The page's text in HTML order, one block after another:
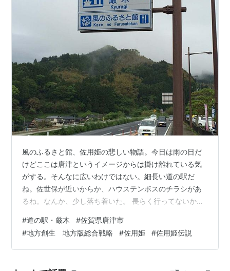
風のふるさと館、佐用姫の悲しい物語。今日は雨の日だ
けどここは唐津というイメージからは掛け離れている気
がする。そんなに広いわけではない。細長い道の駅だ
ね。佐世保が近いからか、ハウステンボスのチラシがあ
るね。なんか、少し落ち着いた。 長らく行ってないから
この存在を教えてもらった。今でも壱岐・印通寺港から
東唐津、そして最初の一晩はここみたい。 ご夫婦で日本
一周を二回されている。直近は唐津市内のミッションが
#道の駅・厳木 #佐賀県唐津市
#地方創生 地方版総合戦略 #佐用姫 #佐用姫伝説